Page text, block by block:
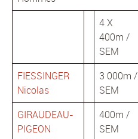
4 X
400m /
SEM
FIESSINGER
Nicolas
3 000m /
SEM
GIRAUDEAU-
PIGEON
400m /
SEM